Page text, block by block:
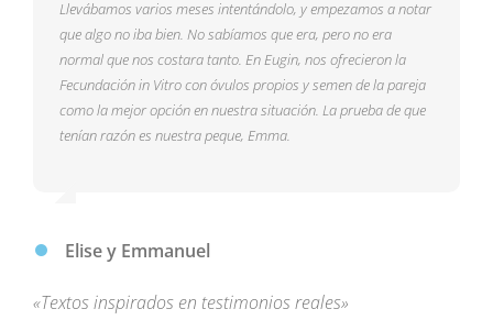
Llevábamos varios meses intentándolo, y empezamos a notar
que algo no iba bien. No sabíamos que era, pero no era
normal que nos costara tanto. En Eugin, nos ofrecieron la
Fecundación in Vitro con óvulos propios y semen de la pareja
como la mejor opción en nuestra situación. La prueba de que
tenían razón es nuestra peque, Emma.
Elise y Emmanuel
Se nos había hecho tarde para empezar a intentarlo. Cuando
vimos que no éramos capaces solos, buscamos ayuda. En
Eugin, nos hicieron sentir a gusto y nos transmitieron
tranquilidad desde el primer momento. Hoy, nuestro sueño se
ha cumplido y se llama Adrien.
No sabía si el problema era suyo o mío. Lo que teníamos claro
era que la solución era nuestra. Nuestra y de Eugin. Gracias a
su equipo, descubrimos que, pese al buen estado de salud, la
cantidad de espermatozoides no era la idónea, así que nos
aconsejaron la Fecundación in Vitro con óvulos propios y
semen de la pareja. De esto hace ya seis meses. Ahora,
«Textos inspirados en testimonios reales»